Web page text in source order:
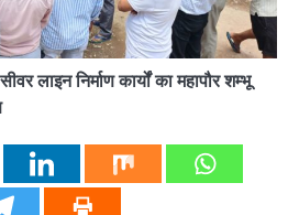
लाइन निर्माण कार्यों का महापौर शम्भू